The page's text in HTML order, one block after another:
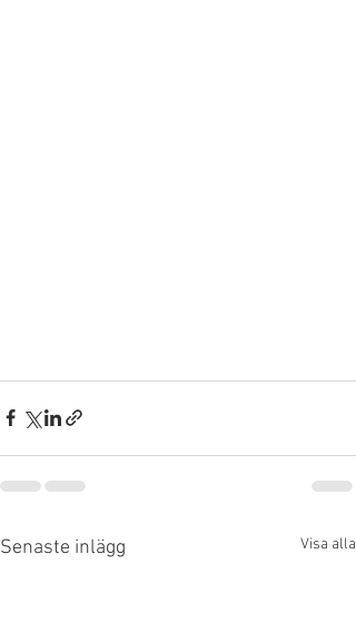
Senaste inlägg Visa alla